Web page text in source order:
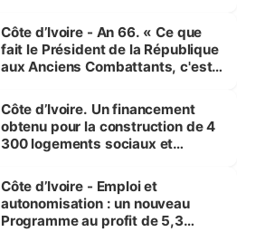
Côte d’Ivoire - An 66. « Ce que
fait le Président de la République
aux Anciens Combattants, c'est
Côte d’Ivoire. Un financement
obtenu pour la construction de 4
300 logements sociaux et
et Yamoussoukro
Côte d’Ivoire - Emploi et
autonomisation : un nouveau
Programme au profit de 5,3